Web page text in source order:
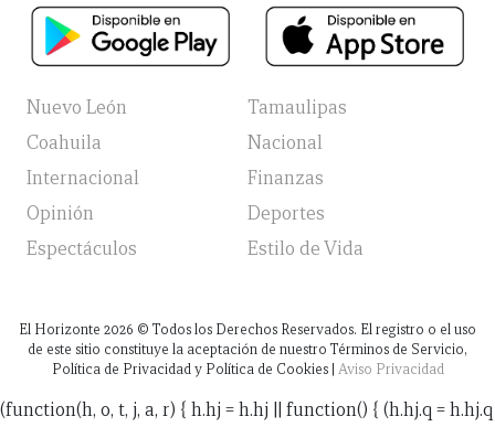
Nuevo León
Tamaulipas
Coahuila
Nacional
Internacional
Finanzas
Opinión
Deportes
Espectáculos
Estilo de Vida
El Horizonte 2026 © Todos los Derechos Reservados. El registro o el uso
de este sitio constituye la aceptación de nuestro Términos de Servicio,
Política de Privacidad y Política de Cookies | Aviso Privacidad
(function(h, o, t, j, a, r) { h.hj = h.hj || function() { (h.hj.q = h.hj.q